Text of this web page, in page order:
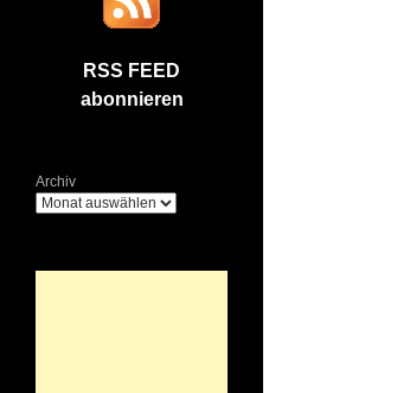
RSS FEED
abonnieren
Archiv